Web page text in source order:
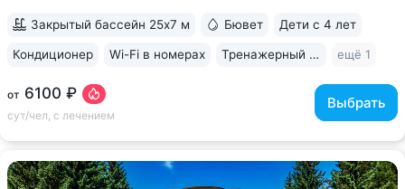
от 6100 ₽
сут/чел, с лечением
Выбрать
Закрытый бассейн 25х7 м Бювет Дети с 4 лет
Кондиционер Wi-Fi в номерах Тренажерный зал ещё 1